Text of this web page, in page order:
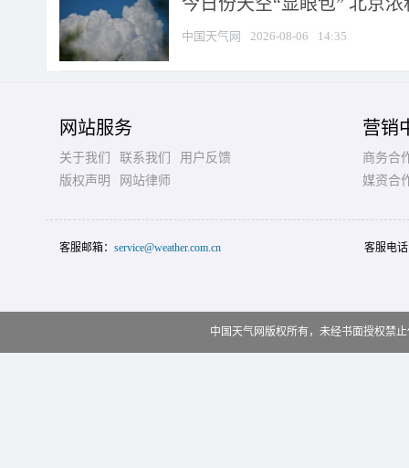
中国天气网 2026-08-06 14:35
网站服务
关于我们 联系我们
用户反馈
版权声明
网站律师
营销
商务合
媒资合
客服邮箱： service@weather.com.cn 客服电
中国天气网版权所有，未经书面授权